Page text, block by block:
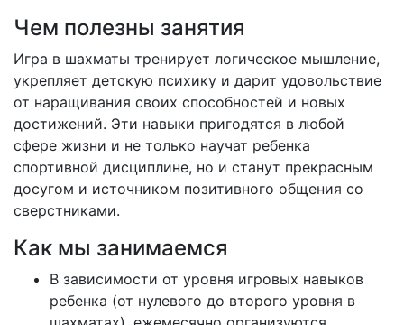
Чем полезны занятия
Игра в шахматы тренирует логическое мышление,
укрепляет детскую психику и дарит удовольствие
от наращивания своих способностей и новых
достижений. Эти навыки пригодятся в любой
сфере жизни и не только научат ребенка
спортивной дисциплине, но и станут прекрасным
досугом и источником позитивного общения со
сверстниками.
Как мы занимаемся
В зависимости от уровня игровых навыков
ребенка (от нулевого до второго уровня в